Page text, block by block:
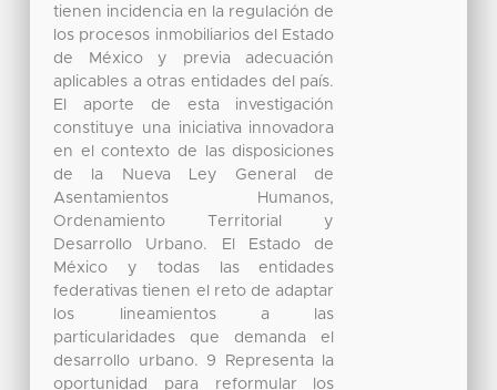
tienen incidencia en la regulación de
los procesos inmobiliarios del Estado
de México y previa adecuación
aplicables a otras entidades del país.
El aporte de esta investigación
constituye una iniciativa innovadora
en el contexto de las disposiciones
de la Nueva Ley General de
Asentamientos Humanos,
Ordenamiento Territorial y
Desarrollo Urbano. El Estado de
México y todas las entidades
federativas tienen el reto de adaptar
los lineamientos a las
particularidades que demanda el
desarrollo urbano. 9 Representa la
oportunidad para reformular los